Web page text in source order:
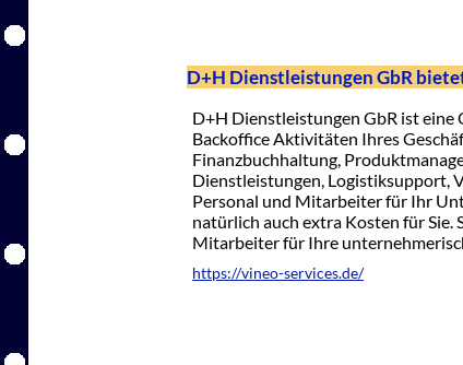
D+H Dienstleistungen GbR
D+H Dienstleistungen GbR ist
Backoffice Aktivitäten Ihres
Finanzbuchhaltung,
Dienstleistungen, Logistiksupport,
Personal und Mitarbeiter für Ihr
natürlich auch extra Kosten für
Mitarbeiter für Ihre
https://vineo-services.de/